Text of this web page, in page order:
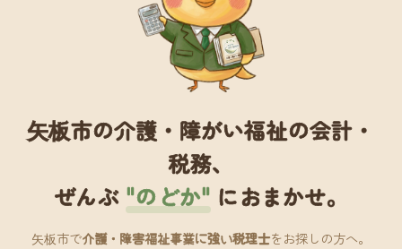
矢板市の介護・障がい福祉の会計・
税務、
ぜんぶ "のどか" におまかせ。
矢板市で介護・障害福祉事業に強い税理士をお探しの方へ。